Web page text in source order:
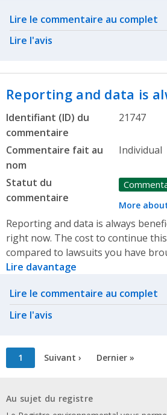
Related actions
Lire le commentaire au complet
Lire l'avis
Reporting and data is
Identifiant (ID) du
commentaire
21747
Commentaire fait au
nom
Individual
Statut du
commentaire
More
Reporting and data is always
right now. The cost to continue
compared to lawsuits you have
Lire davantage
Related actions
Lire le commentaire au complet
Lire l'avis
Pagination
Page
courante
1
Page
Suivant ›
Dernière
Dernier »
Au sujet du registre